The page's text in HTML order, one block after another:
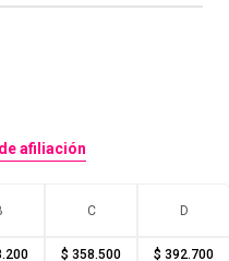
afiliación
C D
$ 358.500 $ 392.700